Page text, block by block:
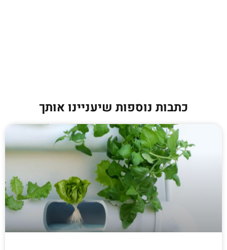
כתבות נוספות שיעניינו אותך